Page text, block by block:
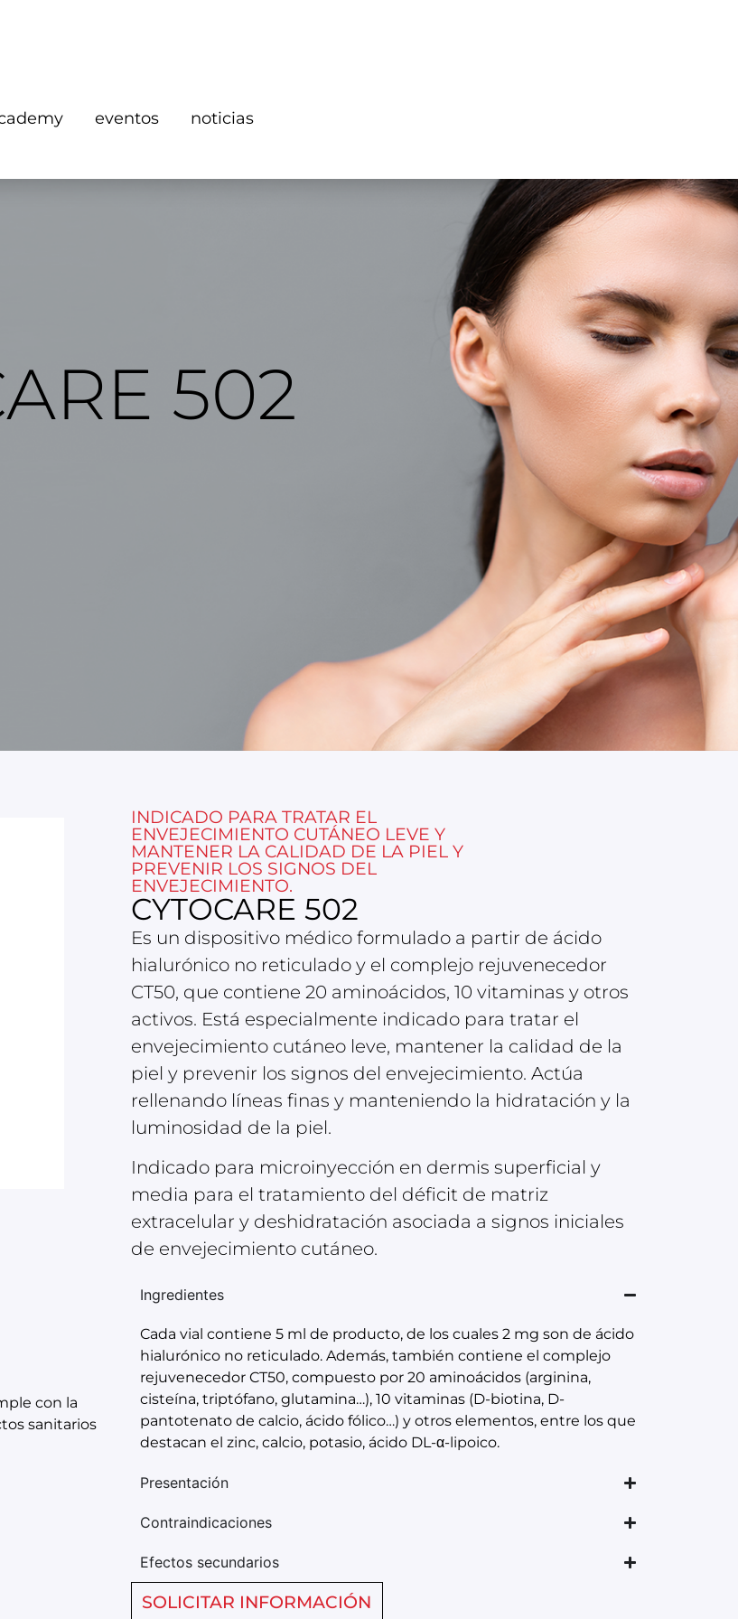
eventos noticias
502
con la
sanitarios
INDICADO PARA TRATAR EL
ENVEJECIMIENTO CUTÁNEO LEVE Y
MANTENER LA CALIDAD DE LA PIEL Y
PREVENIR LOS SIGNOS DEL
ENVEJECIMIENTO.
CYTOCARE 502
Es un dispositivo médico formulado a partir de ácido
hialurónico no reticulado y el complejo rejuvenecedor
CT50, que contiene 20 aminoácidos, 10 vitaminas y otros
activos. Está especialmente indicado para tratar el
envejecimiento cutáneo leve, mantener la calidad de la
piel y prevenir los signos del envejecimiento. Actúa
rellenando líneas finas y manteniendo la hidratación y la
luminosidad de la piel.
Indicado para microinyección en dermis superficial y
media para el tratamiento del déficit de matriz
extracelular y deshidratación asociada a signos iniciales
de envejecimiento cutáneo.
Ingredientes
Cada vial contiene 5 ml de producto, de los cuales 2 mg son de ácido
hialurónico no reticulado. Además, también contiene el complejo
rejuvenecedor CT50, compuesto por 20 aminoácidos (arginina,
cisteína, triptófano, glutamina…), 10 vitaminas (D-biotina, D-
pantotenato de calcio, ácido fólico…) y otros elementos, entre los que
destacan el zinc, calcio, potasio, ácido DL-α-lipoico.
Presentación
Contraindicaciones
Efectos secundarios
SOLICITAR INFORMACIÓN